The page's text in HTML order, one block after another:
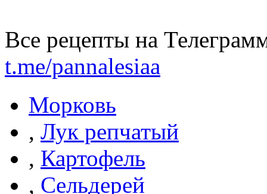
Все рецепты на
t.me/pannalesiaa
Морковь
, Лук репчатый
, Картофель
, Сельдерей